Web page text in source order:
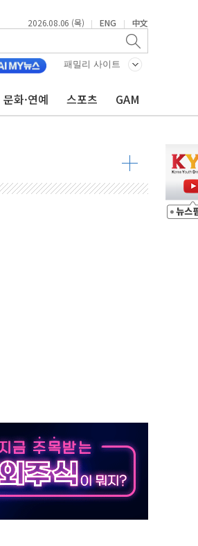
2026.08.06 (목) | ENG | 中文
패밀리 사이트
문화·연예 스포츠 GAM
분한 사회적 논의 주문"
명 부상
서 쏟아진 우려
적
속도
경쟁력 강화